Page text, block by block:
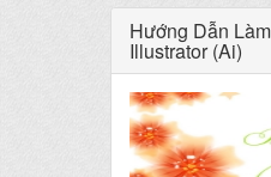
Hướng Dẫn
Illustrator (Ai)